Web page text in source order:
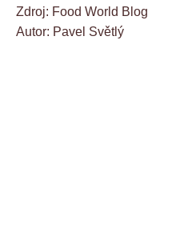
Zdroj: Food World Blog
Autor: Pavel Světlý